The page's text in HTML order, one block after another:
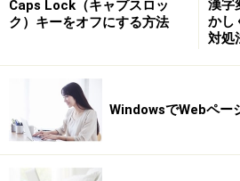
1）送信したい写真を右クリッ
2）[送る]→[メール受信者]をク
3）[詳細オプションの表示]をク
4）イメージのサイズを指定す
Caps Lock（キャプスロッ
ク）キーをオフにする方法
漢字
かし
対処
WindowsでWebペー